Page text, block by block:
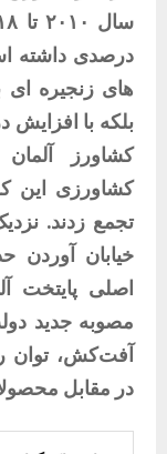
درصدی داشته
های زنجیره ای
بلکه با افزایش
کشاورز
کشاورزی این
اصلی پایتخت
مصوبه جدید
آفت‌کش، توان
در مقابل